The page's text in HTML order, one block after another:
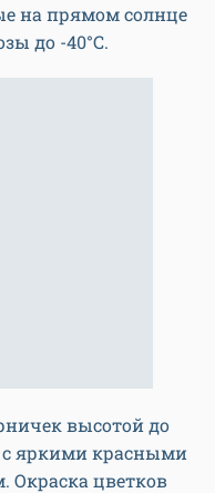
на прямом солнце
до -40°С.
высотой до
с яркими красными
Окраска цветков